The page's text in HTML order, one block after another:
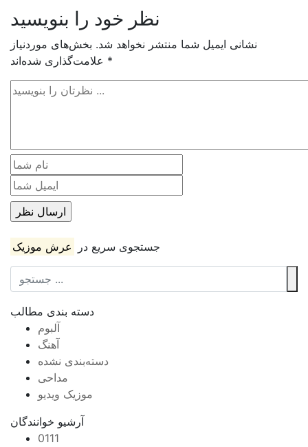
نظر خود را بنویسید
نشانی ایمیل شما منتشر نخواهد شد. بخش‌های موردنیاز
*
جستجوی سریع در عرش موزیک
دسته بندی مطالب
آلبوم
آهنگ
دسته‌بندی نشده
مداحی
موزیک ویدیو
آرشیو خوانندگان
0111